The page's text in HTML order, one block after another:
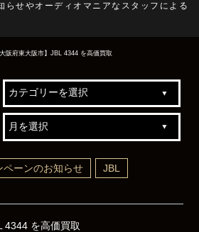
らせやオーディオマニアなスタッフによる
大阪府東大阪市】JBL 4344 を高価買取
ペーンのお知らせ JBL
4344 を高価買取